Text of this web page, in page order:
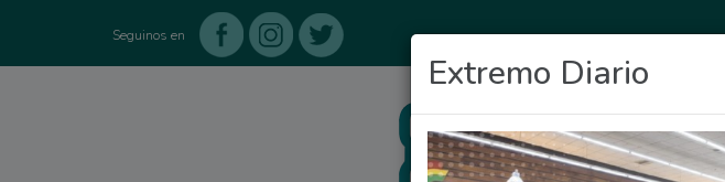
Seguinos en
Extremo Diario